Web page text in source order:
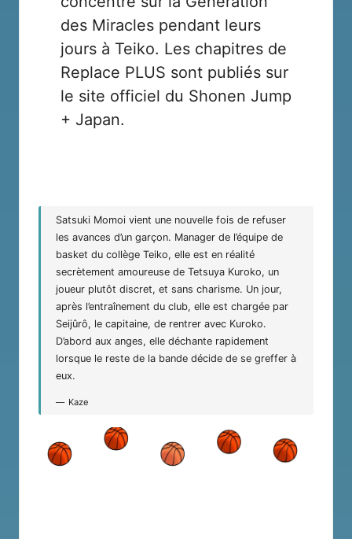
des Miracles pendant leurs
jours à Teiko. Les chapitres de
Replace PLUS sont publiés sur
le site officiel du Shonen Jump
+ Japan.
Satsuki Momoi vient une nouvelle fois de refuser
les avances d’un garçon. Manager de l’équipe de
basket du collège Teiko, elle est en réalité
secrètement amoureuse de Tetsuya Kuroko, un
joueur plutôt discret, et sans charisme. Un jour,
après l’entraînement du club, elle est chargée par
Seijûrô, le capitaine, de rentrer avec Kuroko.
D’abord aux anges, elle déchante rapidement
lorsque le reste de la bande décide de se greffer à
eux.
Kaze